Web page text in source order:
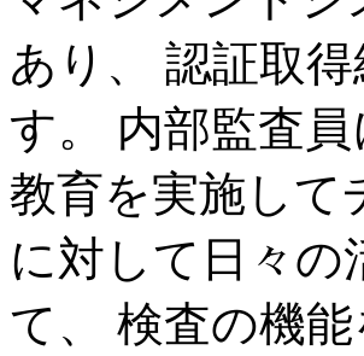
あり、 認証取
す。 内部監査
教育を実施して
に対して日々の
て、 検査の機